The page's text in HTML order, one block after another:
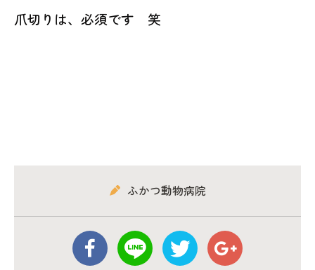
爪切りは、必須です 笑
ふかつ動物病院